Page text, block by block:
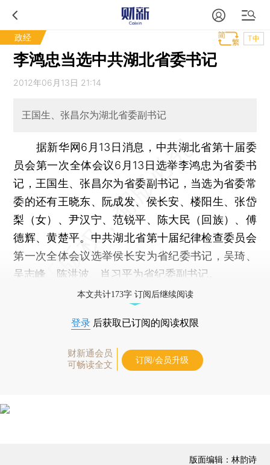
政经 T中
李鸿忠当选中共湖北省委书记
2012年06月13日 21:14
王国生、张昌尔为湖北省委副书记
据新华网6月13日消息，中共湖北省第十届委
员会第一次全体会议6月13日选举李鸿忠为省委书
记，王国生、张昌尔为省委副书记，当选为省委常
委的还有王晓东、阮成发、侯长安、楼阳生、张岱
梨（女）、尹汉宁、范锐平、陈大民（回族）、傅
德辉、黄楚平。中共湖北省第十届纪律检查委员会
第一次全体会议选举侯长安为省纪委书记，吴琦、
吴志峰、陈洪波、肖习平为省纪委副书记。
本文共计173字 订阅后继续阅读
登录 后获取已订阅的阅读权限
财新通会员
可畅读全文
订阅/会员升级
版面编辑：林韵诗